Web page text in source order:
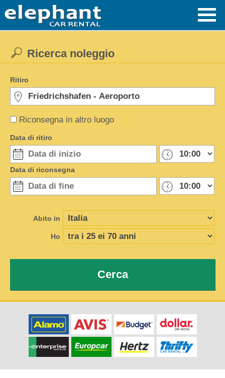
Riconsegna in altro luogo
Ricerca noleggio
Ritiro
Data di ritiro
Data di riconsegna
Abito in
Ho
Cerca